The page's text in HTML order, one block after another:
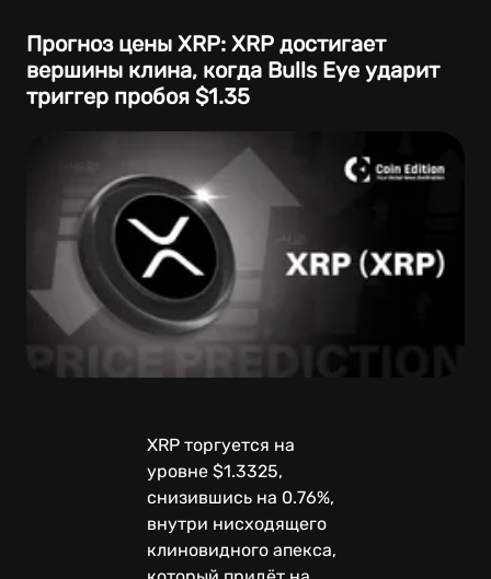
Прогноз цены XRP: XRP достигает
вершины клина, когда Bulls Eye ударит
триггер пробоя $1.35
XRP торгуется на
уровне $1.3325,
снизившись на 0.76%,
внутри нисходящего
клиновидного апекса,